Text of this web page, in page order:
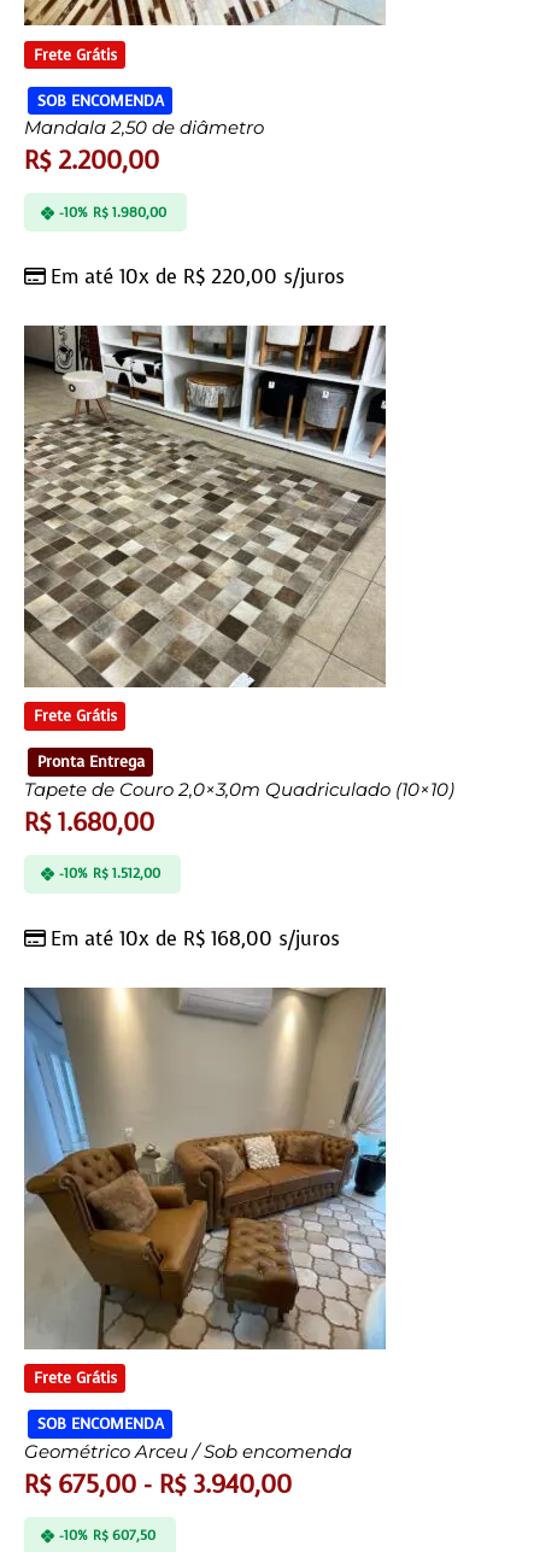
Frete Grátis
SOB ENCOMENDA
Mandala 2,50 de diâmetro
R$2.200,00
Em até 10x de R$ 220,00 s/juros
-10% R$1.980,00
Frete Grátis
Pronta Entrega
Tapete de Couro 2,0×3,0m Quadriculado (10×10)
R$1.680,00
Em até 10x de R$ 168,00 s/juros
-10% R$1.512,00
Frete Grátis
SOB ENCOMENDA
Geométrico Arceu / Sob encomenda
R$675,00 - R$3.940,00
-10% R$607,50